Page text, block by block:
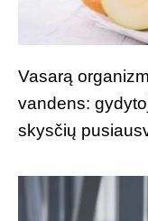
Vasarą
vandens:
skysčių